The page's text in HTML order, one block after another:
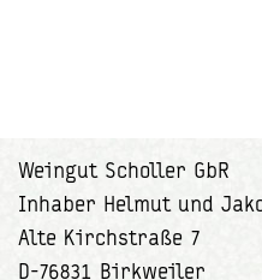
Weingut Scholler GbR
Inhaber Helmut und
Alte Kirchstraße 7
D-76831 Birkweiler